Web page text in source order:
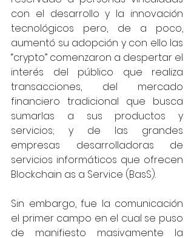
con el desarrollo y la innovación
tecnológicos pero, de a poco,
aumentó su adopción y con ello las
“crypto” comenzaron a despertar el
interés del público que realiza
transacciones, del mercado
financiero tradicional que busca
sumarlas a sus productos y
servicios; y de las grandes
empresas desarrolladoras de
servicios informáticos que ofrecen
Blockchain as a Service (BasS).
Sin embargo, fue la comunicación
el primer campo en el cual se puso
de manifiesto masivamente la